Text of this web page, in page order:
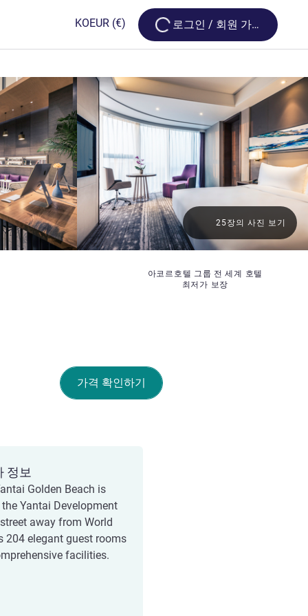
KOEUR (€) Loading...
로그인 / 회원 가입
아코르호텔 그룹 전 세계 호텔
최저가 보장
25장의 사진 보기
가격 확인하기
정보
Golden Beach is
Yantai Development
away from World
204 elegant guest rooms
facilities.